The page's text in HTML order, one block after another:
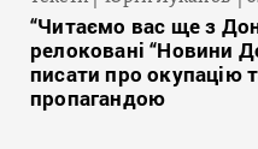
“Читаємо вас ще з
релоковані “Новини
писати про окупацію
пропагандою